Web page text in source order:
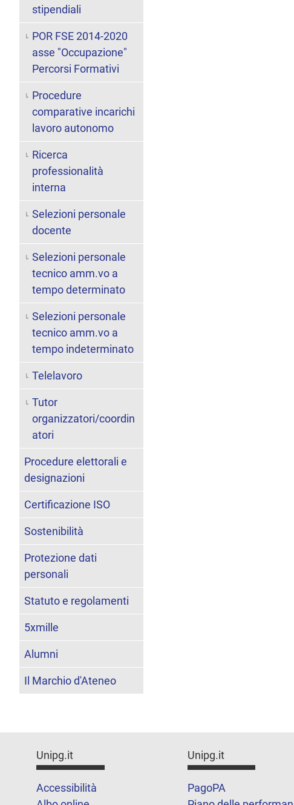
stipendiali
POR FSE 2014-2020
asse "Occupazione"
Percorsi Formativi
Procedure
comparative incarichi
lavoro autonomo
Ricerca
professionalità
interna
Selezioni personale
docente
Selezioni personale
tecnico amm.vo a
tempo determinato
Selezioni personale
tecnico amm.vo a
tempo indeterminato
Telelavoro
Tutor
organizzatori/coordin
atori
Procedure elettorali e
designazioni
Certificazione ISO
Sostenibilità
Protezione dati
personali
Statuto e regolamenti
5xmille
Alumni
Il Marchio d'Ateneo
Unipg.it
Accessibilità
Unipg.it
PagoPA